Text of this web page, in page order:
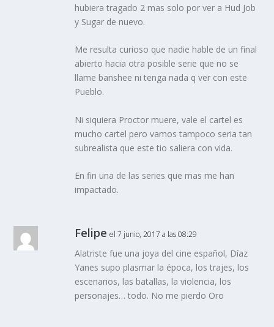
hubiera tragado 2 mas solo por ver a Hud Job
y Sugar de nuevo.
Me resulta curioso que nadie hable de un final
abierto hacia otra posible serie que no se
llame banshee ni tenga nada q ver con este
Pueblo.
Ni siquiera Proctor muere, vale el cartel es
mucho cartel pero vamos tampoco seria tan
subrealista que este tio saliera con vida.
En fin una de las series que mas me han
impactado.
Felipe el 7 junio, 2017 a las 08:29
Alatriste fue una joya del cine español, Díaz
Yanes supo plasmar la época, los trajes, los
escenarios, las batallas, la violencia, los
personajes… todo. No me pierdo Oro